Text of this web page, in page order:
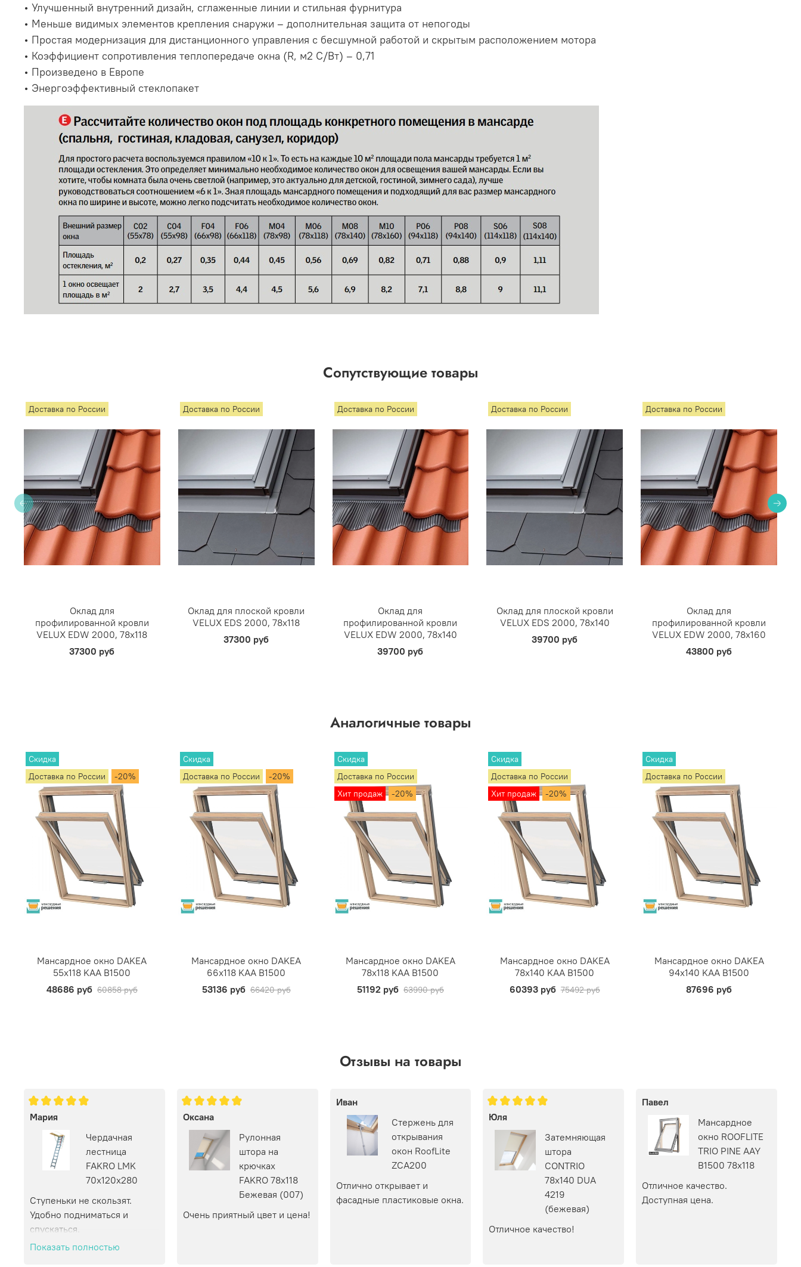
• Улучшенный внутренний дизайн, сглаженные линии и стильная фурнитура
• Меньше видимых элементов крепления снаружи – дополнительная защита от непогоды
• Простая модернизация для дистанционного управления с бесшумной работой и скрытым расположением мотора
• Коэффициент сопротивления теплопередаче окна (R, м2 С/Вт) – 0,71
• Произведено в Европе
• Энергоэффективный стеклопакет
Сопутствующие товары
Доставка по России
Оклад для
профилированной кровли
VELUX EDW 2000, 78х118
37300 руб
Доставка по России
Оклад для плоской кровли
VELUX EDS 2000, 78х118
37300 руб
Доставка по России
Оклад для
профилированной кровли
VELUX EDW 2000, 78х140
39700 руб
Доставка по России
Оклад для плоской кровли
VELUX EDS 2000, 78х140
39700 руб
Доставка по России
Оклад для
профилированной кровли
VELUX EDW 2000, 78х160
43800 руб
Аналогичные товары
Скидка
Доставка по России
-20%
Мансардное окно DAKEA
55х118 KAA B1500
48686 руб 60858 руб
Скидка
Доставка по России
-20%
Мансардное окно DAKEA
66х118 KAA B1500
53136 руб 66420 руб
Скидка
Доставка по России
Хит продаж
-20%
Мансардное окно DAKEA
78х118 KAA B1500
51192 руб 63990 руб
Скидка
Доставка по России
Хит продаж
-20%
Мансардное окно DAKEA
78х140 KAA B1500
60393 руб 75492 руб
Скидка
Доставка по России
Мансардное окно DAKEA
94х140 KAA B1500
87696 руб
Отзывы на товары
Мария
Чердачная
лестница
FAKRO LMK
70х120х280
Ступеньки не скользят.
Удобно подниматься и
спускаться.
Показать полностью
Оксана
Рулонная
штора на
крючках
FAKRO 78х118
Бежевая (007)
Очень приятный цвет и цена!
Иван
Стержень для
открывания
окон RoofLite
ZCA200
Отлично открывает и
фасадные пластиковые окна.
Юля
Затемняющая
штора
CONTRIO
78х140 DUA
4219
(бежевая)
Отличное качество!
Павел
Мансардное
окно ROOFLITE
TRIO PINE AAY
B1500 78х118
Отличное качество.
Доступная цена.